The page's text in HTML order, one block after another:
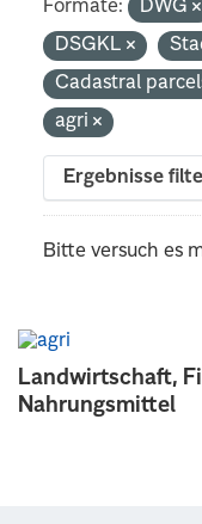
Landwirtschaft,
Nahrungsmittel
Formate: DWG
DSGKL
Cadastral
agri
Ergebnisse
Bitte versuch es